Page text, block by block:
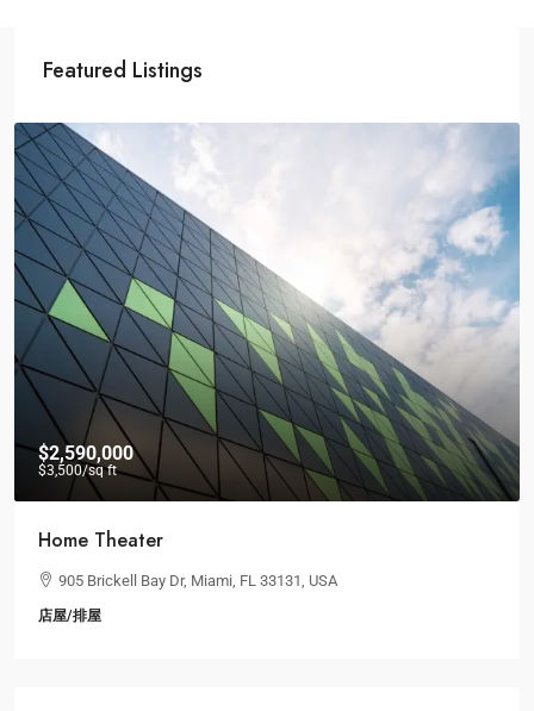
Featured Listings
$2,590,000
$3,500/sq ft
Home Theater
905 Brickell Bay Dr, Miami, FL 33131, USA
店屋/排屋